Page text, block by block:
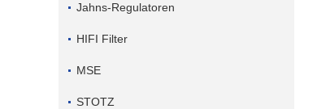
Jahns-Regulatoren
HIFI Filter
MSE
STOTZ